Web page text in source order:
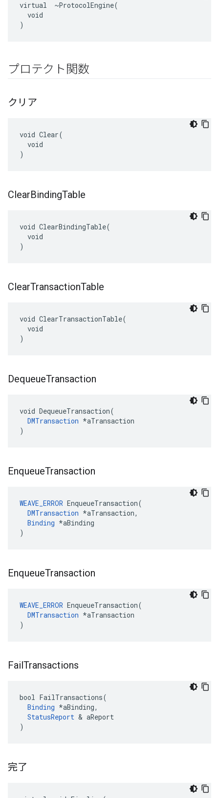
virtual  ~ProtocolEngine(
  void
)
プロテクト関数
クリア
void Clear(
  void
)
ClearBindingTable
void ClearBindingTable(
  void
)
ClearTransactionTable
void ClearTransactionTable(
  void
)
DequeueTransaction
void DequeueTransaction(
DMTransaction *aTransaction
)
EnqueueTransaction
WEAVE_ERROR EnqueueTransaction(
DMTransaction *aTransaction,
Binding *aBinding
)
EnqueueTransaction
WEAVE_ERROR EnqueueTransaction(
DMTransaction *aTransaction
)
FailTransactions
bool FailTransactions(
Binding *aBinding,
StatusReport & aReport
)
完了